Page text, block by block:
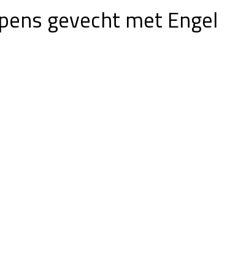
gevecht met Engel